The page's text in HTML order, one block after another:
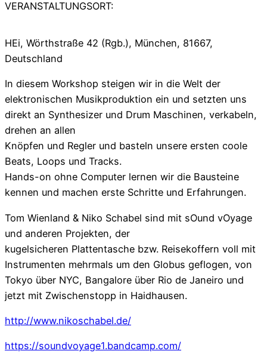
VERANSTALTUNGSORT:
HEi, Wörthstraße 42 (Rgb.), München, 81667,
Deutschland
In diesem Workshop steigen wir in die Welt der
elektronischen Musikproduktion ein und setzten uns
direkt an Synthesizer und Drum Maschinen, verkabeln,
drehen an allen
Knöpfen und Regler und basteln unsere ersten coole
Beats, Loops und Tracks.
Hands-on ohne Computer lernen wir die Bausteine
kennen und machen erste Schritte und Erfahrungen.
Tom Wienland & Niko Schabel sind mit sOund vOyage
und anderen Projekten, der
kugelsicheren Plattentasche bzw. Reisekoffern voll mit
Instrumenten mehrmals um den Globus geflogen, von
Tokyo über NYC, Bangalore über Rio de Janeiro und
jetzt mit Zwischenstopp in Haidhausen.
http://www.nikoschabel.de/
https://soundvoyage1.bandcamp.com/